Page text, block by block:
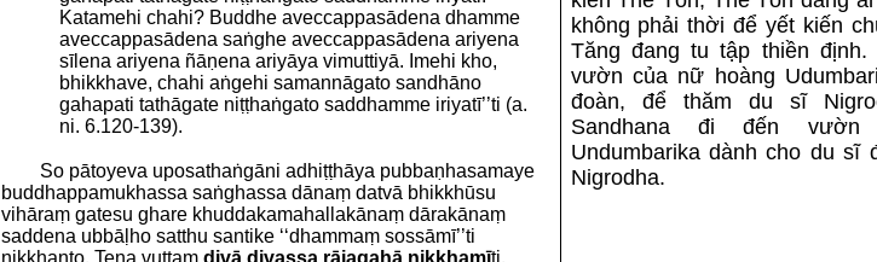
Katamehi chahi? Buddhe aveccappasādena dhamme
aveccappasādena saṅghe aveccappasādena ariyena
sīlena ariyena ñāṇena ariyāya vimuttiyā. Imehi kho,
bhikkhave, chahi aṅgehi samannāgato sandhāno
gahapati tathāgate niṭṭhaṅgato saddhamme iriyatī’’ti (a.
ni. 6.120-139).
So pātoyeva uposathaṅgāni adhiṭṭhāya pubbaṇhasamaye
buddhappamukhassa saṅghassa dānaṃ datvā bhikkhūsu
vihāraṃ gatesu ghare khuddakamahallakānaṃ dārakānaṃ
saddena ubbāḷho satthu santike ‘‘dhammaṃ sossāmī’’ti
nikkhanto. Tena vuttaṃ divā divassa rājagahā nikkhamīti.
không phải thời để yết kiến
Tăng đang tu tập thiền
vườn của nữ hoàng
đoàn, để thăm du sĩ
Sandhana đi đến
Undumbarika dành cho du sĩ
Nigrodha.